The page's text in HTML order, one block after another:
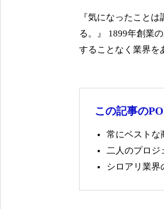
『気になったこと
る。』 1899年創業
することなく業界を
この記事の
常にベストな
二人のプロジ
シロアリ業界